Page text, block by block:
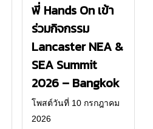
พี่ Hands On เข้า
ร่วมกิจกรรม
Lancaster NEA &
SEA Summit
2026 – Bangkok
โพสต์วันที่ 10 กรกฎาคม
2026